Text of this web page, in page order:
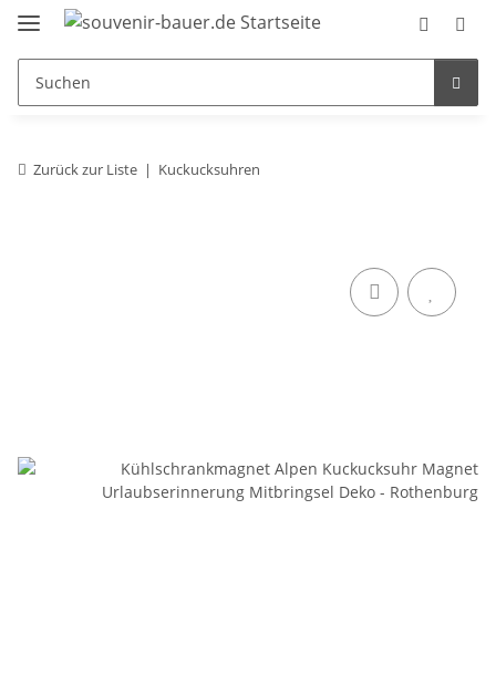
Zurück zur Liste Kuckucksuhren